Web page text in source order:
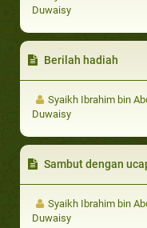
Duwaisy
Berilah hadiah
Syaikh Ibrahim bin
Duwaisy
Sambut dengan
Syaikh Ibrahim bin
Duwaisy